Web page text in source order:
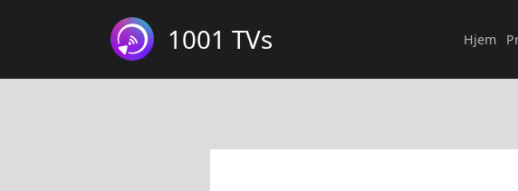
1001 TVs Hjem